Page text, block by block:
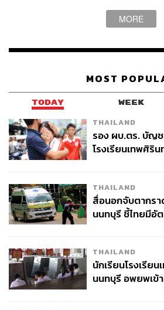
บริเวณจังหวัดสงขลา, ปัตตานี, ยะลา,
ตกสะสม น้ำป่าไหลหลาก และน้ำล้นต
ข่าวสารจากทางราชการอย่างใกล้ชิด
สถานการณ์ภัยที่อาจจะเกิดขึ้น สำหรับ
ความระมัดระวัง และหลีกเลี่ยงการเดิ
ฟ้าคะนอง เนื่องจากคลื่นลมบริเวณอ่าว
โดยมีคลื่นสูงประมาณ 2 เมตร
TAGS: สุราษฎร์ธานี
ตรัง
น้ำท่วมใต้ ยะลา
สถานการณ์น้ำท่วม
ปัตตานี
ฝ
นครศรีธรรมราช
ผู้เสียชีวิต
MORE
MOST
TODAY WEEK
THAILAND
รอง ผบ.ตร. บัญช
โรงเรียนเทพศิริ
THAILAND
สื่อนอกจับตากรา
นนทบุรี ชี้ไทยมีอั
THAILAND
นักเรียนโรงเรีย
นนทบุรี อพยพเ